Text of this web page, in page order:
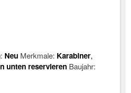
Neu Merkmale: Karabiner,
unten reservieren Baujahr: